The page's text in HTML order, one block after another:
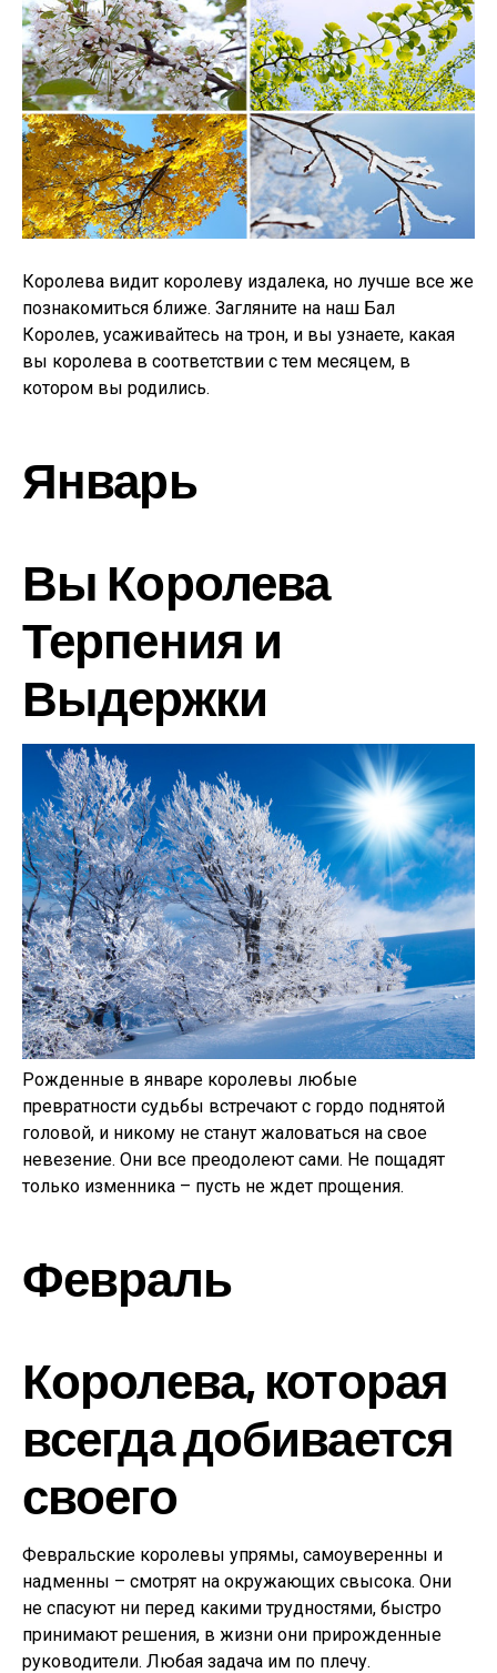
Королева видит королеву издалека, но лучше все же
познакомиться ближе. Загляните на наш Бал
Королев, усаживайтесь на трон, и вы узнаете, какая
вы королева в соответствии с тем месяцем, в
котором вы родились.
Январь
Вы Королева
Терпения и
Выдержки
Рожденные в январе королевы любые
превратности судьбы встречают с гордо поднятой
головой, и никому не станут жаловаться на свое
невезение. Они все преодолеют сами. Не пощадят
только изменника – пусть не ждет прощения.
Февраль
Королева, которая
всегда добивается
своего
Февральские королевы упрямы, самоуверенны и
надменны – смотрят на окружающих свысока. Они
не спасуют ни перед какими трудностями, быстро
принимают решения, в жизни они прирожденные
руководители. Любая задача им по плечу.